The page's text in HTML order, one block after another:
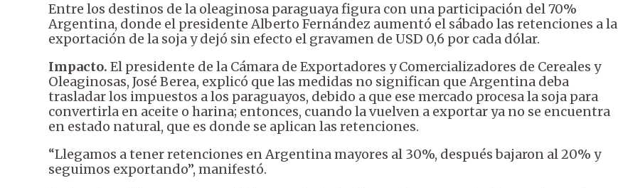
Entre los destinos de la oleaginosa paraguaya figura con una participación del 70%
Argentina, donde el presidente Alberto Fernández aumentó el sábado las retenciones a la
exportación de la soja y dejó sin efecto el gravamen de USD 0,6 por cada dólar.
Impacto. El presidente de la Cámara de Exportadores y Comercializadores de Cereales y
Oleaginosas, José Berea, explicó que las medidas no significan que Argentina deba
trasladar los impuestos a los paraguayos, debido a que ese mercado procesa la soja para
convertirla en aceite o harina; entonces, cuando la vuelven a exportar ya no se encuentra
en estado natural, que es donde se aplican las retenciones.
“Llegamos a tener retenciones en Argentina mayores al 30%, después bajaron al 20% y
seguimos exportando”, manifestó.